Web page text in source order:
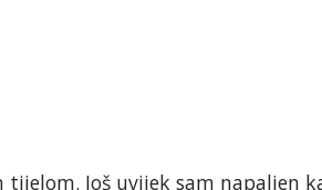
Još uvijek sam napaljen